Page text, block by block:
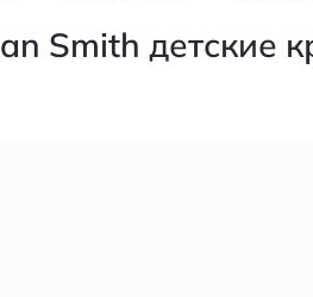
Smith детские